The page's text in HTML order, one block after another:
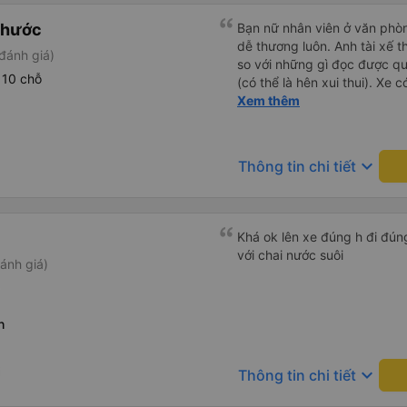
giá)
chỗ
Bạn nữ nhân viên ở văn
dễ thương luôn. Anh tài xế
so với những gì đọc được
(có thể là hên xui thui). Xe
cũng ko rõ tại mình say xe
Xem thêm
Thông tin chi tiết keyboard_arrow_down
giá)
Khá ok lên xe đúng h đi
với chai nước suôi
Thông tin chi tiết keyboard_arrow_down